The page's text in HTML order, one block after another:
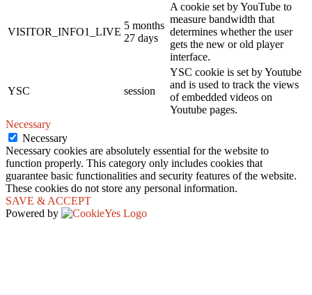
VISITOR_INFO1_LIVE
5 months
27 days
A cookie set by YouTube to
measure bandwidth that
determines whether the user
gets the new or old player
interface.
YSC session
YSC cookie is set by Youtube
and is used to track the views
of embedded videos on
Youtube pages.
Necessary
Necessary
Necessary cookies are absolutely essential for the website to
function properly. This category only includes cookies that
guarantee basic functionalities and security features of the website.
These cookies do not store any personal information.
SAVE & ACCEPT
Powered by